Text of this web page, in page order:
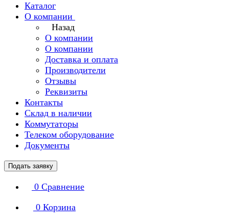
Каталог
О компании
Назад
О компании
О компании
Доставка и оплата
Производители
Отзывы
Реквизиты
Контакты
Склад в наличии
Коммутаторы
Телеком оборудование
Документы
Подать заявку
0 Сравнение
0 Корзина